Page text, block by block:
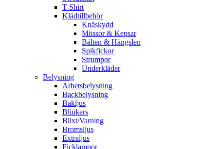
T-Shirt
Klädtillbehör
Knäskydd
Mössor & Kepsar
Bälten & Hängslen
Spikfickor
Strumpor
Underkläder
Belysning
Arbetsbelysning
Backbelysning
Bakljus
Blinkers
Blixt/Varning
Bromsljus
Extraljus
Ficklampor